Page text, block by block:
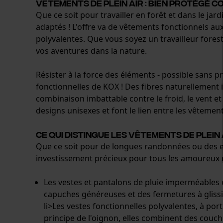
Vêtements de plein air : bien protégé
Que ce soit pour travailler en forêt et dans le
adaptés ! L'offre va de vêtements fonctionnels
polyvalentes. Que vous soyez un travailleur
vos aventures dans la nature.
Résister à la force des éléments - possible sans
fonctionnelles de KOX ! Des fibres
combinaison imbattable contre le froid, le vent
designs unisexes et font le lien entre les
Ce qui distingue les vêtements de plein
Que ce soit pour de longues randonnées ou
investissement précieux pour tous les
Les vestes et pantalons de pluie
capuches généreuses et des fermetures à
li>Les vestes fonctionnelles polyvalentes, à
principe de l'oignon, elles combinent des